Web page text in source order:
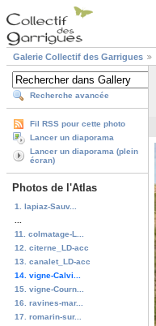
Galerie Collectif des Garrigues
Recherche avancée
Fil RSS pour cette photo
Lancer un diaporama
Lancer un diaporama (plein
écran)
Photos de l'Atlas
1. lapiaz-Sauv...
11. colmatage-L...
12. citerne_LD-acc
13. canalet_LD-acc
14. vigne-Calvi...
15. vigne-Courn...
16. ravines-mar...
17. romarin-sur...